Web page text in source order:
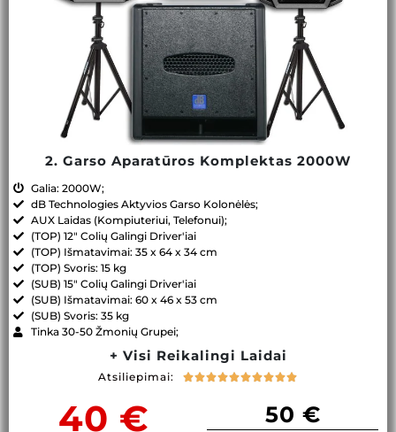
2. Garso Aparatūros Komplektas 2000W
Galia: 2000W;
dB Technologies Aktyvios Garso Kolonėlės;
AUX Laidas (Kompiuteriui, Telefonui);
(TOP) 12" Colių Galingi Driver'iai
(TOP) Išmatavimai: 35 x 64 x 34 cm
(TOP) Svoris: 15 kg
(SUB) 15" Colių Galingi Driver'iai
(SUB) Išmatavimai: 60 x 46 x 53 cm
(SUB) Svoris: 35 kg
Tinka 30-50 Žmonių Grupei;
+ Visi Reikalingi Laidai
Atsiliepimai: 
40 € 50 €